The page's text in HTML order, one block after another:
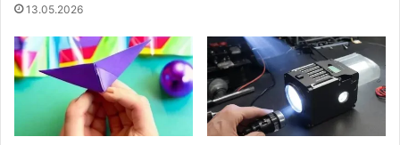
13.05.2026